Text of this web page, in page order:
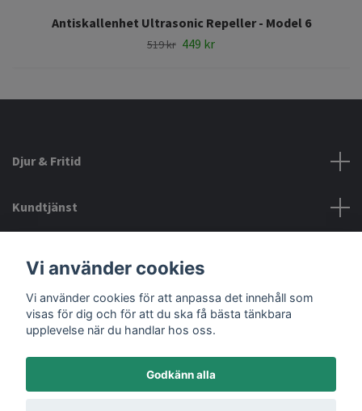
Antiskallenhet Ultrasonic Repeller - Model 6
519 kr 449 kr
Djur & Fritid
Kundtjänst
Sociala medier
Vi använder cookies
Vi använder cookies för att anpassa det innehåll som
visas för dig och för att du ska få bästa tänkbara
upplevelse när du handlar hos oss.
Godkänn alla